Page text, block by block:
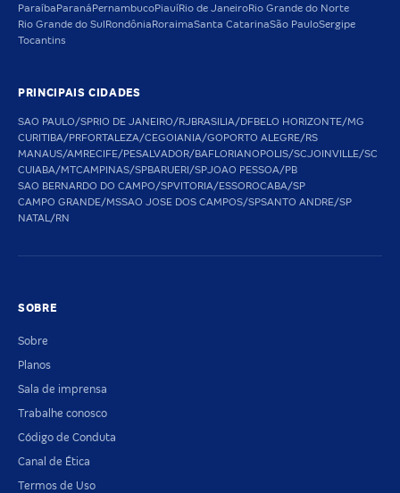
Paraíba Paraná PernambucoPiauíRio de JaneiroRio Grande do Norte
Rio Grande do Sul Rondônia RoraimaSanta CatarinaSão PauloSergipe
Tocantins
PRINCIPAIS CIDADES
SAO PAULO/SPRIO DE JANEIRO/RJBRASILIA/DFBELO HORIZONTE/MG
CURITIBA/PRFORTALEZA/CEGOIANIA/GOPORTO ALEGRE/RS
MANAUS/AMRECIFE/PESALVADOR/BAFLORIANOPOLIS/SCJOINVILLE/SC
CUIABA/MTCAMPINAS/SPBARUERI/SPJOAO PESSOA/PB
SAO BERNARDO DO CAMPO/SPVITORIA/ESSOROCABA/SP
CAMPO GRANDE/MSSAO JOSE DOS CAMPOS/SPSANTO ANDRE/SP
NATAL/RN
SOBRE
Sobre
Planos
Sala de imprensa
Trabalhe conosco
Código de Conduta
Canal de Ética
Termos de Uso